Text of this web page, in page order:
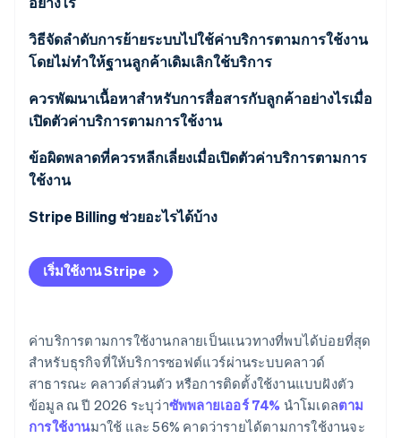
วิธีจัดลำดับการย้ายระบบไปใช้ค่าบริการตามการใช้งาน
โดยไม่ทำให้ฐานลูกค้าเดิมเลิกใช้บริการ
เริ่มจากลูกค้าใหม่ก่อน
การเปิดตัวทีละกลุ่ม
เปลี่ยนผ่านบัญชีที่มีความเสี่ยงสูงสุดอย่างระมัดระวัง
ควรพัฒนาเนื้อหาสำหรับการสื่อสารกับลูกค้าอย่างไรเมื่อ
เปิดตัวค่าบริการตามการใช้งาน
อีเมลประกาศ
ผู้จัดการดูแลความสำเร็จของลูกค้า (CSM) และสคริปต์
การขาย
ข้อผิดพลาดที่ควรหลีกเลี่ยงเมื่อเปิดตัวค่าบริการตามการ
ใช้งาน
Stripe Billing ช่วยอะไรได้บ้าง
เริ่มใช้งาน Stripe
ค่าบริการตามการใช้งานกลายเป็นแนวทางที่พบได้บ่อยที่สุด
สำหรับธุรกิจที่ให้บริการซอฟต์แวร์ผ่านระบบคลาวด์
สาธารณะ คลาวด์ส่วนตัว หรือการติดตั้งใช้งานแบบฝังตัว
ข้อมูล ณ ปี 2026 ระบุว่าซัพพลายเออร์ 74% นำโมเดลตาม
การใช้งานมาใช้ และ 56% คาดว่ารายได้ตามการใช้งานจะ